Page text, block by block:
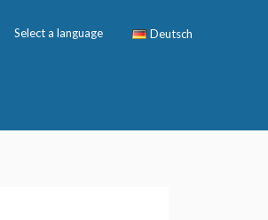
Select a language Deutsch